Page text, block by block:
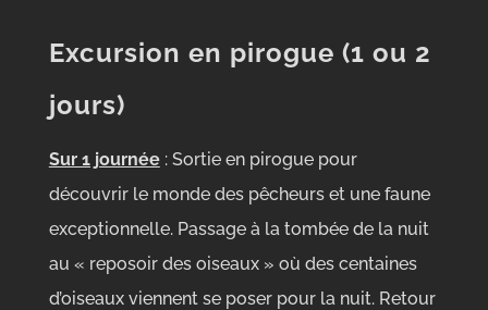
Excursion en pirogue (1 ou 2
jours)
Sur 1 journée: Sortie en pirogue pour
découvrir le monde des pêcheurs et une faune
exceptionnelle. Passage à la tombée de la nuit
au « reposoir des oiseaux » où des centaines
d’oiseaux viennent se poser pour la nuit. Retour